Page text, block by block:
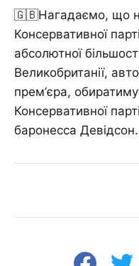
🇬🇧Нагадаємо, що
Консервативної
абсолютної
Великобританії,
прем’єра,
Консервативної
баронесса Девідсон.